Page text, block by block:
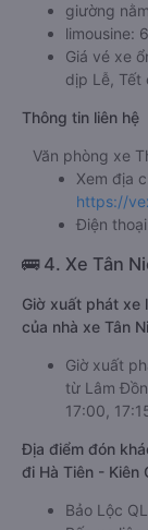
giường
limousine:
Giá vé xe
dịp Lễ, Tết
Thông tin liên hệ
Văn phòng xe
Xem địa
https://
Điện
🚌 4. Xe Tân
Giờ xuất phát xe
của nhà xe Tân
Giờ xuất
từ Lâm
17:00,
Địa điểm đón
đi Hà Tiên - Kiên
Bảo Lộc